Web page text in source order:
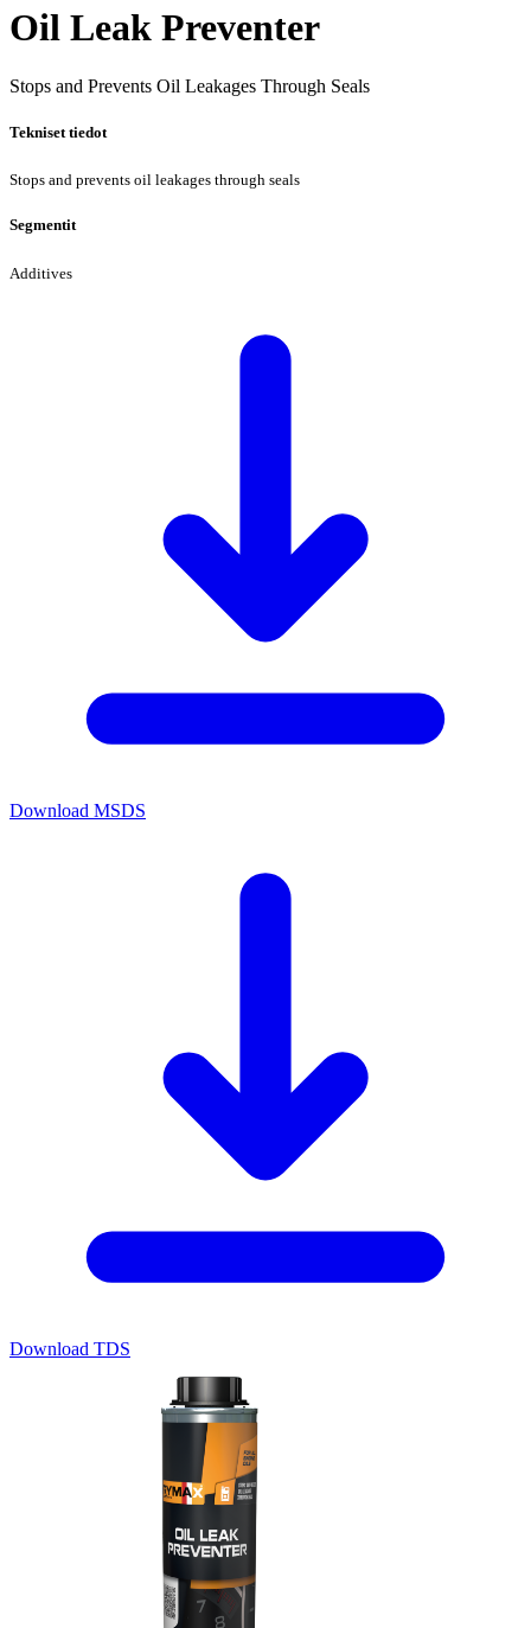
Oil Leak Preventer
Stops and Prevents Oil Leakages Through Seals
Tekniset tiedot
Stops and prevents oil leakages through seals
Segmentit
Additives
Download MSDS
Download TDS